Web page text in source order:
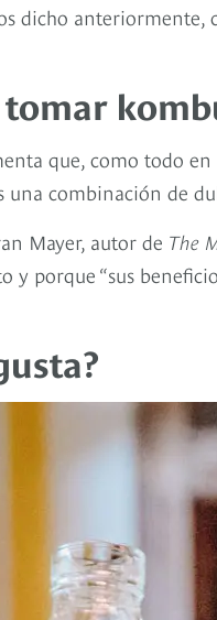
dicho anteriormente,
tomar
que, como todo
una combinación de
Mayer, autor de The
y porque “sus